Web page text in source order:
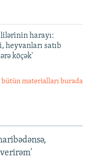
harayı:
heyvanları satıb
köçək'
bütün materialları burada